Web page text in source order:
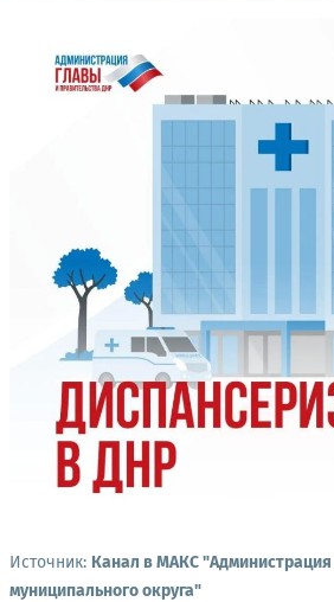
Источник: Канал в МАКС
муниципального округа"